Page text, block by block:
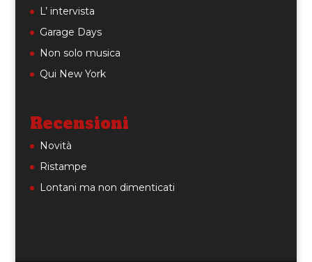
L’ intervista
Garage Days
Non solo musica
Qui New York
Recensioni
Novità
Ristampe
Lontani ma non dimenticati